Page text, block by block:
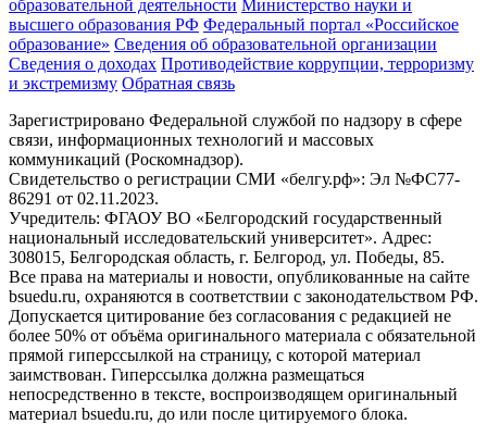
образовательной деятельности Министерствo науки и
высшего образования РФ Федеральный портал «Российское
образование» Сведения об образовательной организации
Сведения о доходах Противодействие коррупции, терроризму
и экстремизму Обратная связь
Зарегистрировано Федеральной службой по надзору в сфере
связи, информационных технологий и массовых
коммуникаций (Роскомнадзор).
Свидетельство о регистрации СМИ «белгу.рф»: Эл №ФС77-
86291 от 02.11.2023.
Учредитель: ФГАОУ ВО «Белгородский государственный
национальный исследовательский университет». Адрес:
308015, Белгородская область, г. Белгород, ул. Победы, 85.
Все права на материалы и новости, опубликованные на сайте
bsuedu.ru, охраняются в соответствии с законодательством РФ.
Допускается цитирование без согласования с редакцией не
более 50% от объёма оригинального материала с обязательной
прямой гиперссылкой на страницу, с которой материал
заимствован. Гиперссылка должна размещаться
непосредственно в тексте, воспроизводящем оригинальный
материал bsuedu.ru, до или после цитируемого блока.